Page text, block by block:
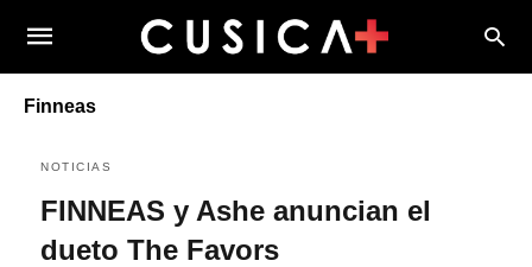
Finneas
NOTICIAS
FINNEAS y Ashe anuncian el
dueto The Favors